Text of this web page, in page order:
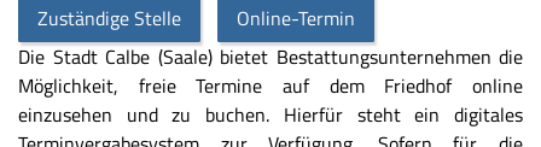
Zuständige Stelle
Online-Termin
Die Stadt Calbe (Saale) bietet Bestattungsunternehmen die
Möglichkeit, freie Termine auf dem Friedhof online
einzusehen und zu buchen. Hierfür steht ein digitales